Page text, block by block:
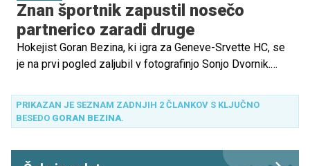
Znan športnik zapustil nosečo
partnerico zaradi druge
Hokejist Goran Bezina, ki igra za Geneve-Srvette HC, se
je na prvi pogled zaljubil v fotografinjo Sonjo Dvornik.
PRIKAZAN JE SEZNAM ZADNJIH 2 ČLANKOV S KLJUČNO
BESEDO GORAN BEZINA.